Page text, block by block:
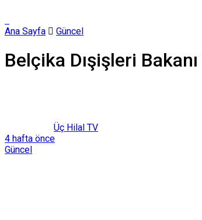
Ana Sayfa Güncel
Belçika Dışişleri
Üç Hilal TV
4 hafta önce
Güncel